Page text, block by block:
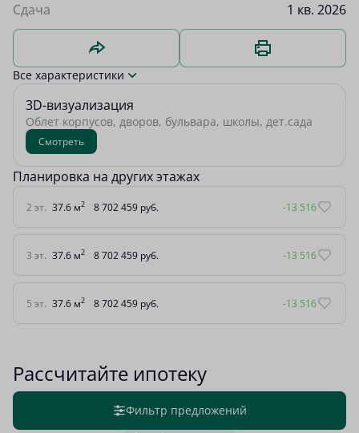
Сдача 1 кв. 2026
Все характеристики
3D-визуализация
Облет корпусов, дворов, бульвара, школы, дет.сада
Смотреть
Планировка на других этажах
2 эт. 37.6 м2 8 702 459 руб. -13 516
3 эт. 37.6 м2 8 702 459 руб. -13 516
5 эт. 37.6 м2 8 702 459 руб. -13 516
Рассчитайте ипотеку
Фильтр предложений